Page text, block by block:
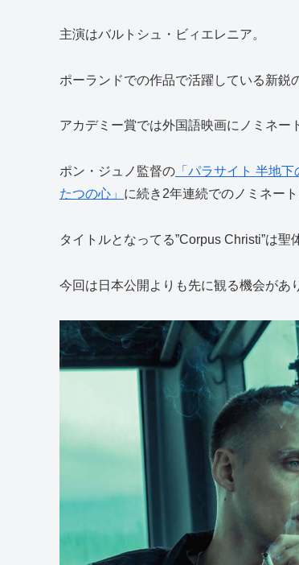
主演はバルトシュ・ビィエレニア。
ポーランドでの作品で活躍している新鋭
アカデミー賞では外国語映画にノミネー
ポン・ジュノ監督の 「パラサイト 半地下
たつの心」 に続き2年連続でのノミネー
タイトルとなってる”Corpus Christi”は聖
今回は日本公開よりも先に観る機会があ